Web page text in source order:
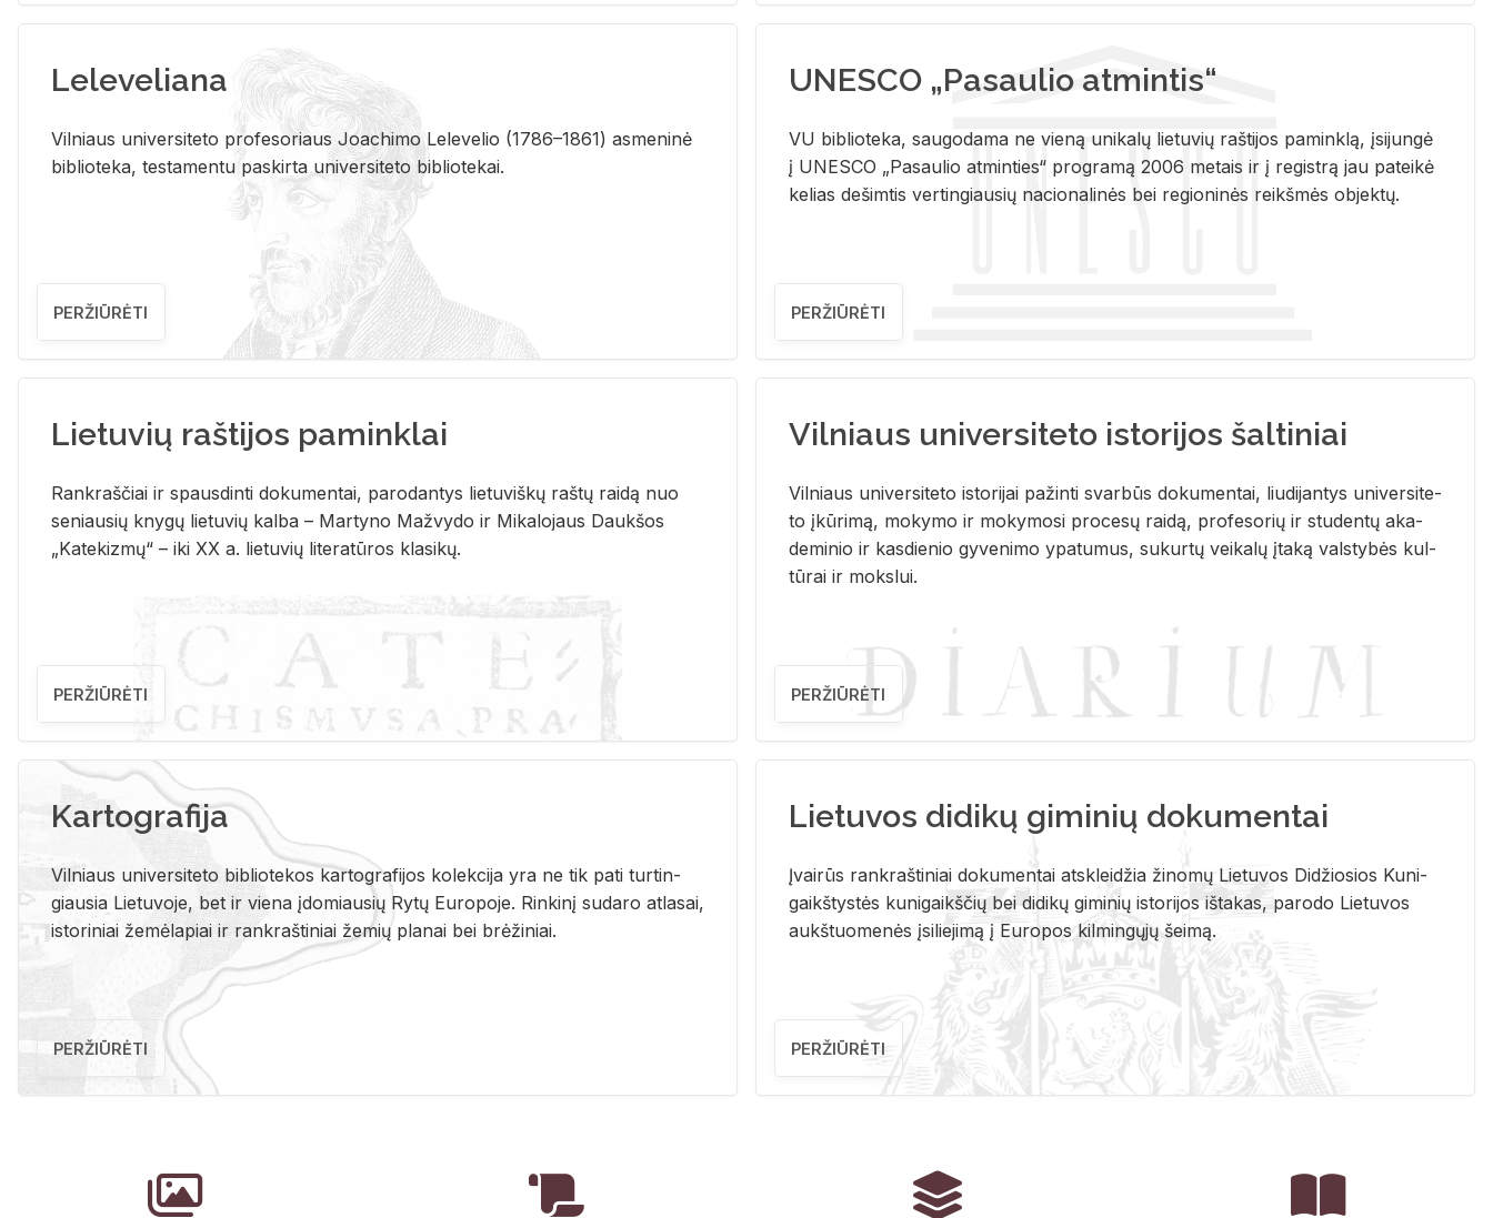
Leleveliana
Vil­niaus uni­ver­si­te­to pro­fe­so­riaus Jo­a­chi­mo Le­le­ve­lio (1786–1861) as­me­ni­nė
bi­b­lio­te­ka, te­sta­men­tu pa­skir­ta uni­ver­si­te­to bi­b­lio­te­kai.
PERŽIŪRĖTI
UNESCO „Pasaulio atmintis“
VU biblioteka, saugodama ne vieną unikalų lietuvių raštijos paminklą, įsijungė
į UNESCO „Pasaulio atminties“ programą 2006 metais ir į registrą jau pateikė
kelias dešimtis vertingiausių nacionalinės bei regioninės reikšmės objektų.
PERŽIŪRĖTI
Lietuvių raštijos paminklai
Rank­raš­čiai ir spaus­din­ti do­ku­men­tai, pa­ro­dan­tys lie­tu­viš­kų raš­tų rai­dą nuo
se­niau­sių kny­gų lie­tu­vių kal­ba – Mar­ty­no Ma­žvy­do ir Mi­ka­lo­jaus Dauk­šos
„Ka­te­kiz­mų“ – iki XX a. lie­tu­vių li­te­ra­tū­ros kla­si­kų.
PERŽIŪRĖTI
Vilniaus universiteto istorijos šaltiniai
Vil­niaus uni­ver­si­te­to is­to­ri­jai pa­žin­ti svar­būs do­ku­men­tai, liu­di­jan­tys uni­ver­si­te­
to įkū­ri­mą, mo­ky­mo ir mo­ky­mo­si pro­ce­sų rai­dą, pro­fe­so­rių ir stu­den­tų aka­
de­mi­nio ir kas­die­nio gy­ve­ni­mo ypa­tu­mus, su­kur­tų vei­ka­lų įta­ką vals­ty­bės kul­
tū­rai ir moks­lui.
PERŽIŪRĖTI
Kartografija
Vil­niaus uni­ver­si­te­to bi­b­lio­te­kos kar­to­gra­fi­jos ko­lek­ci­ja yra ne tik pati tur­tin­
giau­sia Lie­tu­vo­je, bet ir vie­na įdo­miau­sių Rytų Eu­ro­po­je. Rin­ki­nį su­da­ro at­la­sai,
is­to­ri­niai že­mė­la­piai ir rank­raš­ti­niai že­mių pla­nai bei brė­ži­niai.
PERŽIŪRĖTI
Lietuvos didikų giminių dokumentai
Įvai­rūs rank­raš­ti­niai do­ku­men­tai at­sklei­džia ži­no­mų Lie­tu­vos Di­džio­sios Ku­ni­
gaikš­tys­tės ku­ni­gaikš­čių bei di­di­kų gi­mi­nių is­to­ri­jos iš­ta­kas, pa­ro­do Lie­tu­vos
aukš­tuo­me­nės įsi­lie­ji­mą į Eu­ro­pos kil­min­gų­jų šei­mą.
PERŽIŪRĖTI